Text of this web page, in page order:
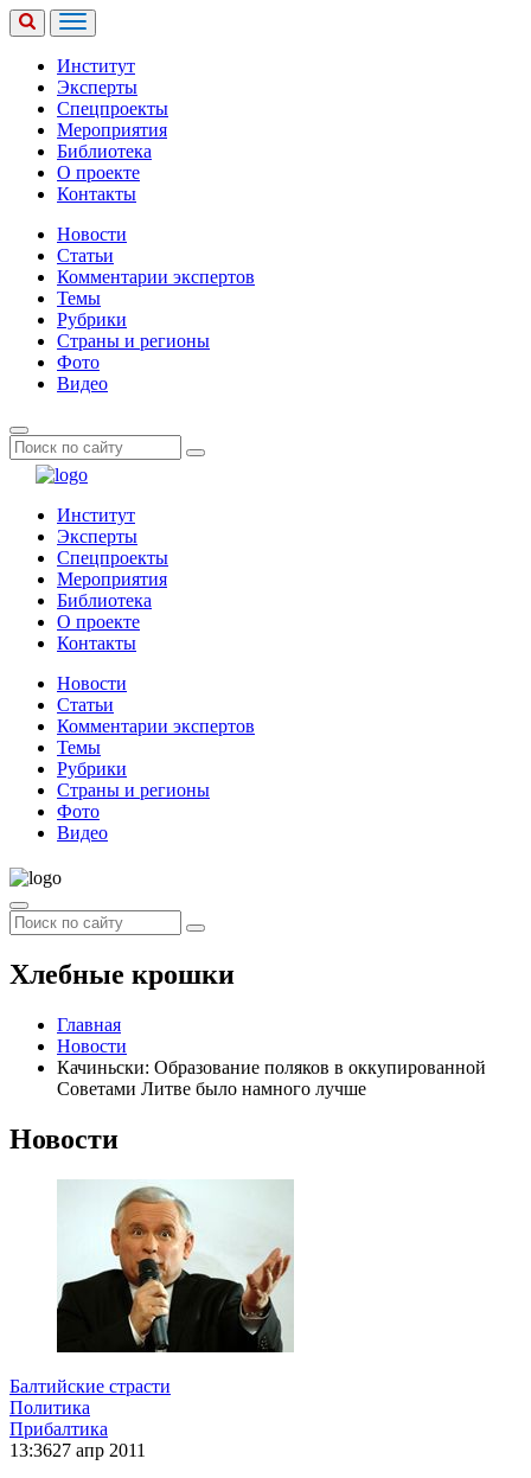
Институт
Эксперты
Спецпроекты
Мероприятия
Библиотека
О проекте
Контакты
Новости
Статьи
Комментарии экспертов
Темы
Рубрики
Страны и регионы
Фото
Видео
Институт
Эксперты
Спецпроекты
Мероприятия
Библиотека
О проекте
Контакты
Новости
Статьи
Комментарии экспертов
Темы
Рубрики
Страны и регионы
Фото
Видео
Хлебные крошки
Главная
Новости
Качиньски: Образование поляков в оккупированной
Советами Литве было намного лучше
Новости
Балтийские страсти
Политика
Прибалтика
13:3627 апр 2011